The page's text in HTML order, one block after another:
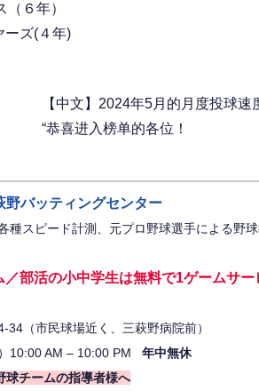
６年）
ーズ(４年)
【中文】2024年5月的月度投球速
“恭喜进入榜单的各位！
野バッティングセンター
種スピード計測、元プロ野球選手による野
部活の小中学生は無料で1ゲームサー
（市民球場近く、三萩野病院前）
）10:00 AM – 10:00 PM年中無休
球チームの指導者様へ